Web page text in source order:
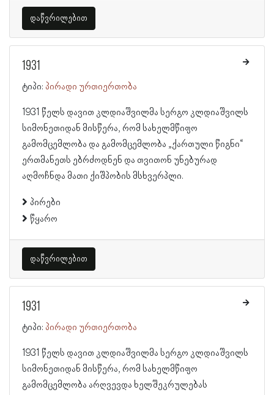
დაწვრილებით
1931
ტიპი: პირადი ურთიერთობა
1931 წელს დავით კლდიაშვილმა სერგო კლდიაშვილს
სიმონეთიდან მისწერა, რომ სახელმწიფო
გამომცემლობა და გამომცემლობა „ქართული წიგნი“
ერთმანეთს ებრძოდნენ და თვითონ უნებურად
აღმოჩნდა მათი ქიშპობის მსხვერპლი.
პირები
წყარო
დაწვრილებით
1931
ტიპი: პირადი ურთიერთობა
1931 წელს დავით კლდიაშვილმა სერგო კლდიაშვილს
სიმონეთიდან მისწერა, რომ სახელმწიფო
გამომცემლობა არღვევდა ხელშეკრულებას